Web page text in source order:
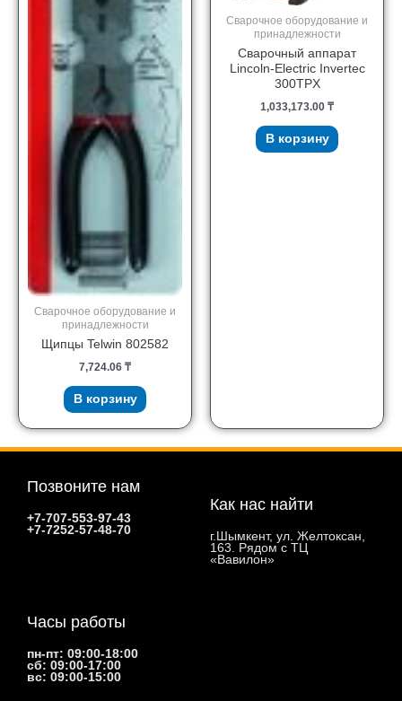
Сварочное оборудование и
принадлежности
Щипцы Telwin 802582
7,724.06 ₸
В корзину
Сварочное оборудование и
принадлежности
Сварочный аппарат
Lincoln-Electric Invertec
300TPX
1,033,173.00 ₸
В корзину
Позвоните нам
+7-707-553-97-43
+7-7252-57-48-70
Как нас найти
г.Шымкент, ул. Желтоксан,
163. Рядом с ТЦ
«Вавилон»
Часы работы
пн-пт: 09:00-18:00
сб: 09:00-17:00
вс: 09:00-15:00